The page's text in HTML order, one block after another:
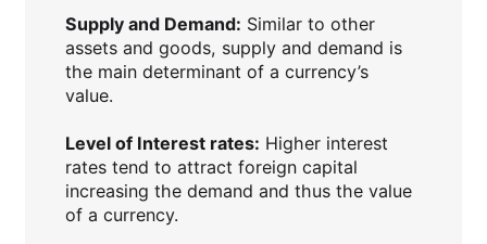
Supply and Demand: Similar to other
assets and goods, supply and demand is
the main determinant of a currency’s
value.
Level of Interest rates: Higher interest
rates tend to attract foreign capital
increasing the demand and thus the value
of a currency.